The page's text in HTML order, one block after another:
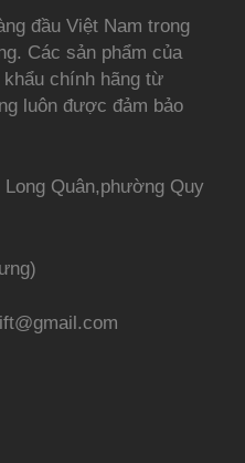
đầu Việt Nam trong
Các sản phẩm của
chính hãng từ
luôn được đảm bảo
Quân,phường Quy